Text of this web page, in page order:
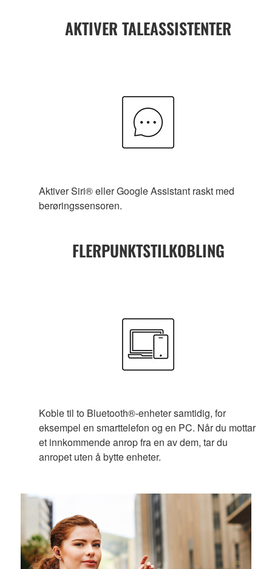
AKTIVER TALEASSISTENTER
Aktiver Siri® eller Google Assistant raskt med
berøringssensoren.
FLERPUNKTSTILKOBLING
Koble til to Bluetooth®-enheter samtidig, for
eksempel en smarttelefon og en PC. Når du mottar
et innkommende anrop fra en av dem, tar du
anropet uten å bytte enheter.